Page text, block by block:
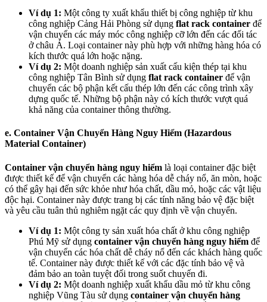
Ví dụ 1: Một công ty xuất khẩu thiết bị công nghiệp từ khu
công nghiệp Cảng Hải Phòng sử dụng flat rack container để
vận chuyển các máy móc công nghiệp cỡ lớn đến các đối tác
ở châu Á. Loại container này phù hợp với những hàng hóa có
kích thước quá lớn hoặc nặng.
Ví dụ 2: Một doanh nghiệp sản xuất cấu kiện thép tại khu
công nghiệp Tân Bình sử dụng flat rack container để vận
chuyển các bộ phận kết cấu thép lớn đến các công trình xây
dựng quốc tế. Những bộ phận này có kích thước vượt quá
khả năng của container thông thường.
e. Container Vận Chuyển Hàng Nguy Hiểm (Hazardous
Material Container)
Container vận chuyển hàng nguy hiểm là loại container đặc biệt
được thiết kế để vận chuyển các hàng hóa dễ cháy nổ, ăn mòn, hoặc
có thể gây hại đến sức khỏe như hóa chất, dầu mỏ, hoặc các vật liệu
độc hại. Container này được trang bị các tính năng bảo vệ đặc biệt
và yêu cầu tuân thủ nghiêm ngặt các quy định về vận chuyển.
Ví dụ 1: Một công ty sản xuất hóa chất ở khu công nghiệp
Phú Mỹ sử dụng container vận chuyển hàng nguy hiểm để
vận chuyển các hóa chất dễ cháy nổ đến các khách hàng quốc
tế. Container này được thiết kế với các đặc tính bảo vệ và
đảm bảo an toàn tuyệt đối trong suốt chuyến đi.
Ví dụ 2: Một doanh nghiệp xuất khẩu dầu mỏ từ khu công
nghiệp Vũng Tàu sử dụng container vận chuyển hàng